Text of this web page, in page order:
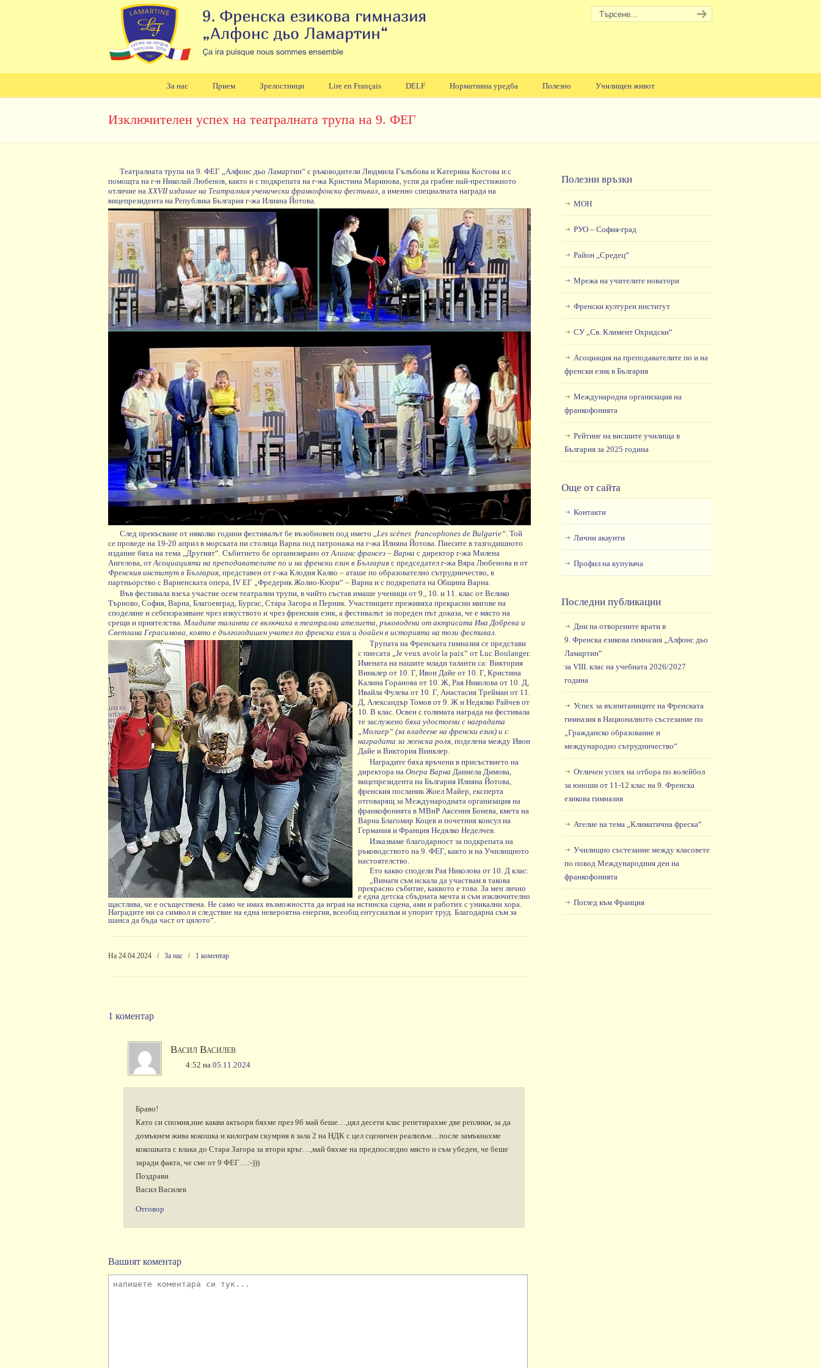
За нас Прием Зрелостници Lire en Français DELF Нормативна уредба Полезно Училищен живот
Навигация
Изключителен успех на театралната трупа на 9. ФЕГ
Театралната трупа на 9. ФЕГ „Алфонс дьо Ламартин“ с ръководители Людмила Гълъбова и Катерина Костова и с
помощта на г-н Николай Любенов, както и с подкрепата на г-жа Кристина Маринова, успя да грабне най-престижното
отличие наXXVII издание на Театралния ученически франкофонски фестивал, а именно специалната награда на
вицепрезидента на Република България г-жа Илияна Йотова.
След прекъсване от няколко години фестивалът бе възобновен под името „Les scènes francophones de Bulgarie“. Той
се проведе на 19-20 април в морската ни столица Варна под патронажа на г-жа Илияна Йотова. Пиесите в тазгодишното
издание бяха на тема „Другият“. Събитието бе организирано отАлианс франсез – Варна с директор г-жа Милена
Ангелова, отАсоциацията на преподавателите по и на френски език в България с председател г-жа Вяра Любенова и от
Френския институт в България, представен от г-жа Клодия Калво – аташе по образователно сътрудничество, в
партньорство с Варненската опера, IV ЕГ „Фредерик Жолио-Кюри“ – Варна и с подкрепата на Община Варна.
Във фестивала взеха участие осем театрални трупи, в чийто състав имаше ученици от 9., 10. и 11. клас от Велико
Търново, София, Варна, Благоевград, Бургас, Стара Загора и Перник. Участниците преживяха прекрасни мигове на
споделяне и себеизразяване чрез изкуството и чрез френския език, а фестивалът за пореден път доказа, че е място на
срещи и приятелства. Младите таланти се включиха в театрални ателиета, ръководени от актрисата Ина Добрева и
Светлана Герасимова, която е дългогодишен учител по френски език и доайен в историята на този фестивал.
Трупата на Френската гимназия се представи
с пиесата „Je veux avoir la paix“ от Luc Boulanger.
Имената на нашите млади таланти са: Виктория
Винклер от 10. Г, Ивон Дайе от 10. Г, Кристина
Калина Горанова от 10. Ж, Рая Николова от 10. Д,
Ивайла Фулева от 10. Г, Анастасия Трейман от 11.
Д, Александър Томов от 9. Ж и Недялко Райчев от
10. В клас. Освен с голямата награда на фестивала
те заслужено бяха удостоени с наградата
„Молиер“ (за владеене на френски език) и с
наградата за женска роля, поделена между Ивон
Дайе и Виктория Винклер.
Наградите бяха връчени в присъствието на
директора на Опера Варна Даниела Димова,
вицепрезидента на България Илияна Йотова,
френския посланик Жоел Майер, експерта
отговарящ за Международната организация на
франкофонията в МВнР Аксения Бонева, кмета на
Варна Благомир Коцев и почетния консул на
Германия и Франция Недялко Неделчев.
Изказваме благодарност за подкрепата на
ръководството на 9. ФЕГ, както и на Училищното
настоятелство.
Ето какво сподели Рая Николова от 10. Д клас:
„Винаги съм искала да участвам в такова
прекрасно събитие, каквото е това. За мен лично
е една детска сбъдната мечта и съм изключително
щастлива, че е осъществена. Не само че имах възможността да играя на истинска сцена, ами и работих с уникални хора.
Наградите ни са символ и следствие на една невероятна енергия, всеобщ ентусиазъм и упорит труд. Благодарна съм за
шанса да бъда част от цялото“.
На 24.04.2024 / За нас / 1 коментар
1 коментар
Васил Василев
4:52 на 05.11.2024
Браво!
Като си спомня,ние какви актьори бяхме през 96 май беше…,цял десети клас репетирахме две реплики, за да
домъкнем жива кокошка и килограм скумрия в зала 2 на НДК с цел сценичен реализъм…после замъкнахме
кокошката с влака до Стара Загора за втори кръг…,май бяхме на предпоследно място и съм убеден, че беше
заради факта, че сме от 9 ФЕГ…:-)))
Поздрави
Васил Василев
Отговор
Вашият коментар
Полезни връзки
МОН
РУО – София-град
Район „Средец“
Мрежа на учителите новатори
Френски културен институт
СУ „Св. Климент Охридски“
Асоциация на преподавателите по и на
френски език в България
Международна организация на
франкофонията
Рейтинг на висшите училища в
България за 2025 година
Още от сайта
Контакти
Лични акаунти
Профил на купувача
Последни публикации
Дни на отворените врати в
9. Френска езикова гимназия „Алфонс дьо
Ламартин“
за VIII. клас на учебната 2026/2027
година
Успех за възпитаниците на Френската
гимназия в Националното състезание по
„Гражданско образование и
международно сътрудничество“
Отличен успех на отбора по волейбол
за юноши от 11-12 клас на 9. Френска
езикова гимназия
Ателие на тема „Климатична фреска“
Училищно състезание между класовете
по повод Международния ден на
франкофонията
Поглед към Франция